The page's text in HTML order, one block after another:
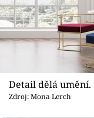
Detail dělá umění.
Zdroj: Mona Lerch